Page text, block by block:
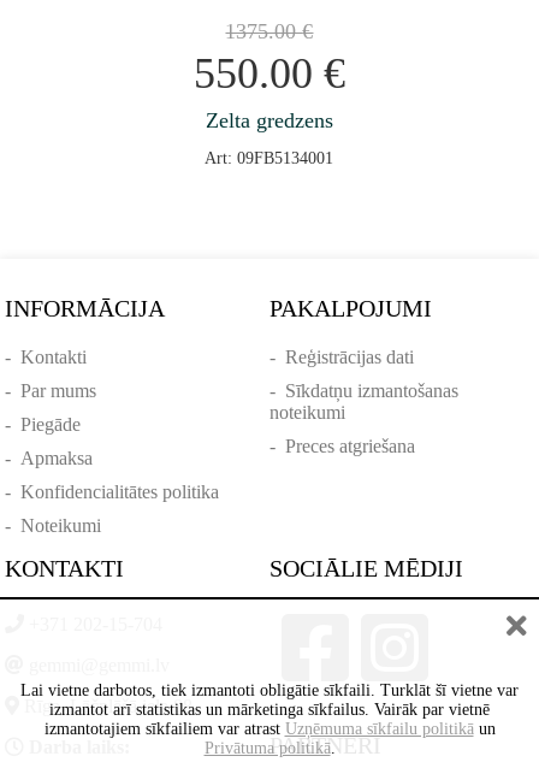
1375.00€
550.00 €
Zelta gredzens
Art: 09FB5134001
INFORMĀCIJA
-Kontakti
-Par mums
-Piegāde
- Apmaksa
-Konfidencialitātes politika
-Noteikumi
PAKALPOJUMI
- Reģistrācijas dati
- Sīkdatņu izmantošanas
noteikumi
- Preces atgriešana
KONTAKTI
Rīga, Lāčplēšā iela 88
SOCIĀLIE MĒDIJI
PARTNERI
Lai vietne darbotos, tiek izmantoti obligātie sīkfaili. Turklāt šī vietne var
izmantot arī statistikas un mārketinga sīkfailus. Vairāk par vietnē
izmantotajiem sīkfailiem var atrast Uzņēmuma sīkfailu politikāun
Privātuma politikā.